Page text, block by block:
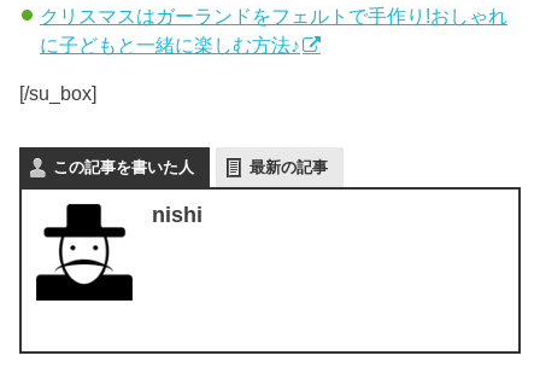
クリスマスはガーランドをフェルトで手作り!おしゃれ
に子どもと一緒に楽しむ方法♪
[/su_box]
この記事を書いた人 最新の記事
nishi